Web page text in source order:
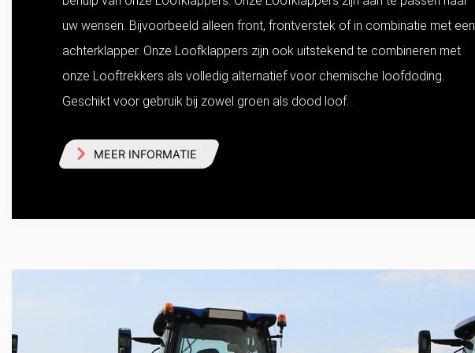
uw wensen. Bijvoorbeeld alleen front, frontverstek of in combinatie met een
achterklapper. Onze Loofklappers zijn ook uitstekend te combineren met
onze Looftrekkers als volledig alternatief voor chemische loofdoding.
Geschikt voor gebruik bij zowel groen als dood loof.
MEER INFORMATIE